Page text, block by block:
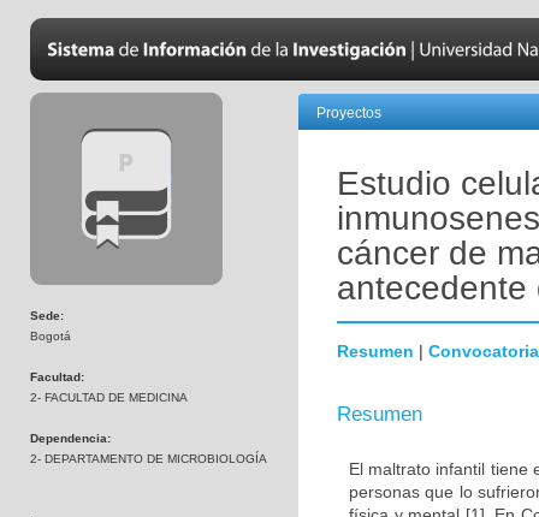
Sede:
Bogotá
Facultad:
2- FACULTAD DE MEDICINA
Dependencia:
2- DEPARTAMENTO DE MICROBIOLOGÍA
Proyectos
Estudio
cáncer de
antecedente
Resumen | Convocatoria
Resumen
El maltrato infantil tiene
personas que lo